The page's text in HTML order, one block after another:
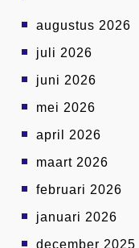
augustus 2026
juli 2026
juni 2026
mei 2026
april 2026
maart 2026
februari 2026
januari 2026
december 2025